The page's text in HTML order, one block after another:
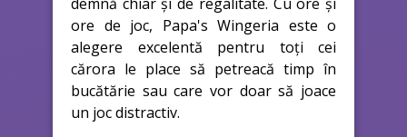
ore de joc, Papa's Wingeria este o
alegere excelentă pentru toți cei
cărora le place să petreacă timp în
bucătărie sau care vor doar să joace
un joc distractiv.